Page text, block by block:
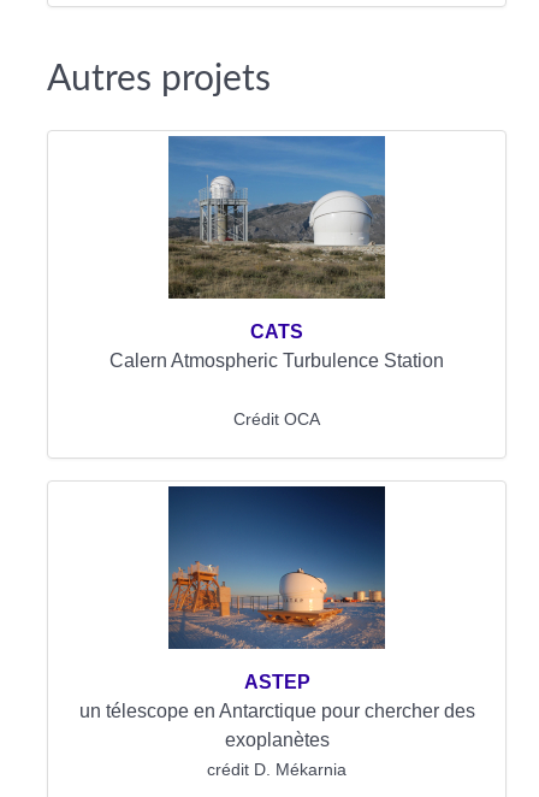
Autres projets
CATS
Calern Atmospheric Turbulence Station
Crédit OCA
ASTEP
un télescope en Antarctique pour chercher des
exoplanètes
crédit D. Mékarnia